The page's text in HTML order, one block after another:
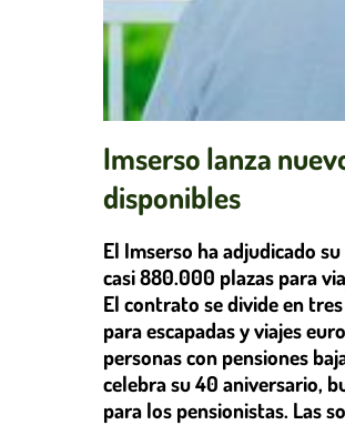
Imserso lanza
disponibles
El Imserso ha adjudicado
casi 880.000 plazas para
El contrato se divide en
para escapadas y viajes
personas con pensiones
celebra su 40 aniversario,
para los pensionistas. Las